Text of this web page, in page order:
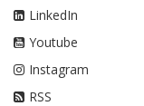
LinkedIn
Youtube
Instagram
RSS